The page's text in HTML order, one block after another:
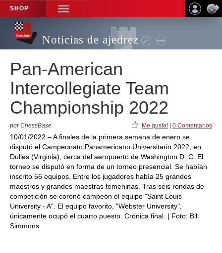
SHOP
TOGGLE
NAVIGATION
Noticias de ajedrez
Pan-American
Intercollegiate Team
Championship 2022
por ChessBase Me gusta! 0 Comentarios
10/01/2022 – A finales de la primera semana de enero se
disputó el Campeonato Panamericano Universitario 2022, en
Dulles (Virginia), cerca del aeropuerto de Washington D. C. El
torneo se disputó en forma de un torneo presencial. Se habían
inscrito 56 equipos. Entre los jugadores había 25 grandes
maestros y grandes maestras femeninas. Tras seis rondas de
competición se coronó campeón el equipo "Saint Louis
University - A". El equipo favorito, "Webster University",
únicamente ocupó el cuarto puesto. Crónica final. | Foto: Bill
Simmons